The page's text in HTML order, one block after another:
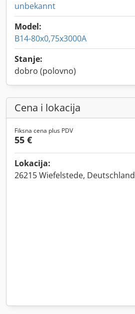
unbekannt
Model:
B14-80x0,75x3000A
Stanje:
dobro (polovno)
Cena i lokacija
Fiksna cena plus PDV
55 €
Lokacija:
26215 Wiefelstede, Deutschland